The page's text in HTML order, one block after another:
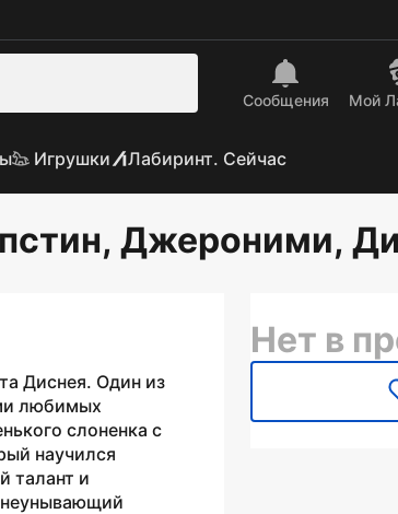
Сообщения Mой
Игрушки Лабиринт. Сейчас
Джероними,
Диснея. Один из
любимых
слоненка с
научился
талант и
неунывающий
Нет в